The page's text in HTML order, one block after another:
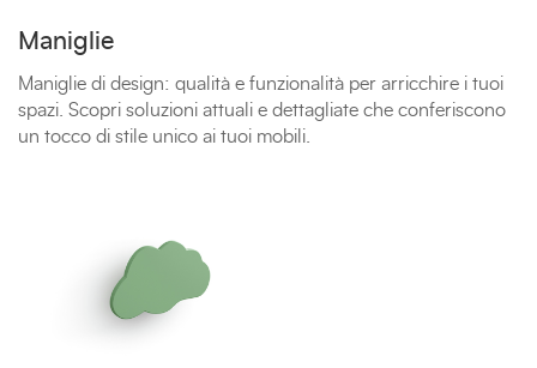
Maniglie
Maniglie di design: qualità e funzionalità per arricchire i tuoi
spazi. Scopri soluzioni attuali e dettagliate che conferiscono
un tocco di stile unico ai tuoi mobili.